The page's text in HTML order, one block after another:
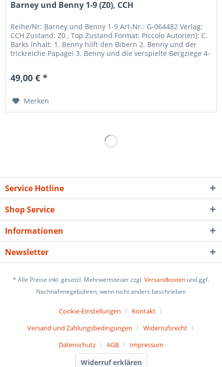
Barney und Benny 1-9 (Z0), CCH
Reihe/Nr: Barney und Benny 1-9 Art-Nr.: G-064482 Verlag:
CCH Zustand: Z0 , Top Zustand Format: Piccolo Autor(en): C.
Barks Inhalt: 1. Benny hilft den Bibern 2. Benny und der
trickreiche Papagei 3. Benny und die verspielte Bergziege 4-
49,00 € *
Merken
Service Hotline
Shop Service
Informationen
Newsletter
* Alle Preise inkl. gesetzl. Mehrwertsteuer zzgl.Versandkosten und ggf.
Nachnahmegebühren, wenn nicht anders beschrieben
Cookie-Einstellungen
Kontakt
Versand und Zahlungsbedingungen
Widerrufsrecht
Datenschutz
AGB Impressum
Widerruf erklären